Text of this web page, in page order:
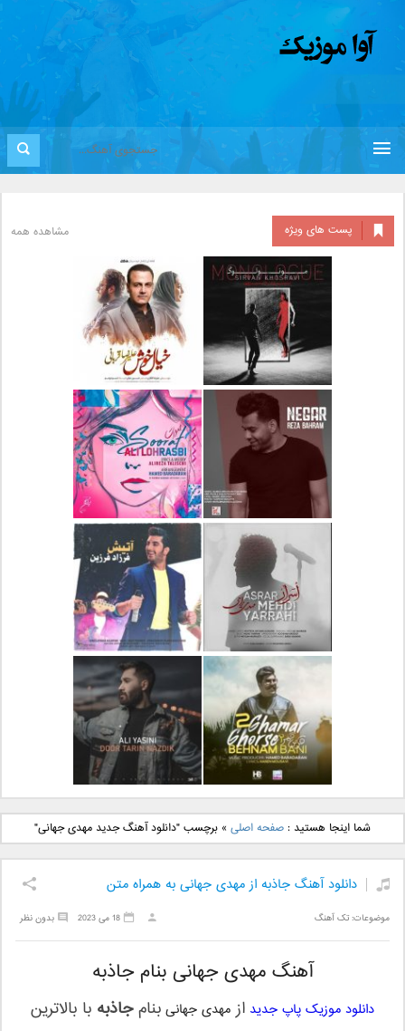
پست های ویژه مشاهده همه
دانلود آلبوم جدید سیروان
خسروی بنام مونولوگ
دانلود آهنگ جدید علیرضا
قربانی بنام خیال خوش
دانلود آهنگ جدید رضا
بهرام بنام نگار
دانلود آهنگ جدید علی
لهراسبی بنام صورت
دانلود آهنگ جدید مهدی
یراحی بنام اسرار
دانلود آهنگ جدید فرزاد
فرزین بنام آتیش
دانلود آهنگ جدید بهنام
بانی بنام قرص قمر 2
دانلود آهنگ جدید علی
یاسینی بنام دورترین نزدیک
شما اینجا هستید :صفحه اصلی »برچسب "دانلود آهنگ جدید مهدی جهانی"
دانلود آهنگ جاذبه از مهدی جهانی به همراه متن
موضوعات:تک آهنگ بدون نظر 18 می 2023
آهنگ مهدی جهانی بنام جاذبه
دانلود موزیک پاپ جدید از مهدی جهانی بنامجاذبه با بالاترین